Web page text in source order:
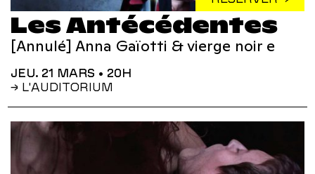
Les Antécédentes
[Annulé] Anna Gaïotti & vierge noir e
JEU. 21 MARS • 20H
→ L'AUDITORIUM